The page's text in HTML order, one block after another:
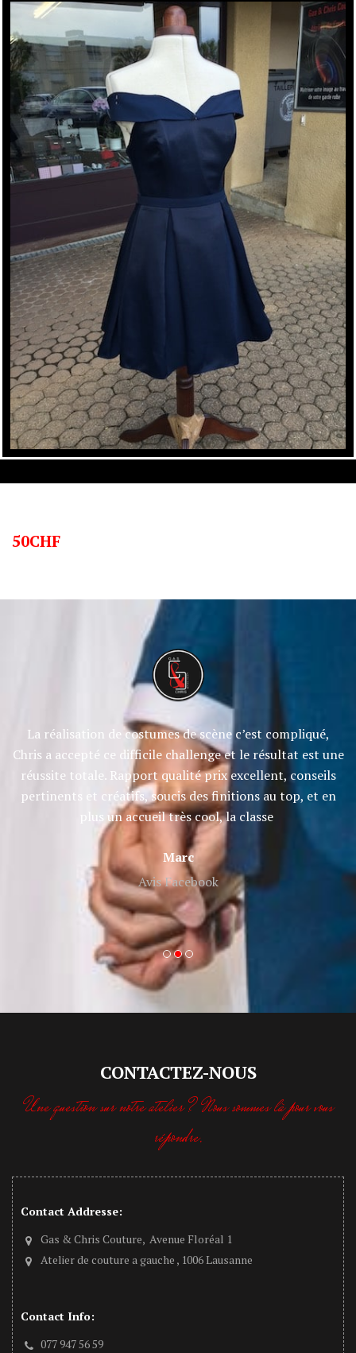
50CHF
La réalisation de costumes de scène c’est compliqué,
Chris a accepté ce difficile challenge et le résultat est une
réussite totale. Rapport qualité prix excellent, conseils
pertinents et créatifs, soucis des finitions au top, et en
plus un accueil très cool, la classe
Marc
Avis Facebook
CONTACTEZ-NOUS
Une question sur notre atelier ? Nous sommes là pour vous
répondre.
Contact Addresse:
Gas & Chris Couture, Avenue Floréal 1
Atelier de couture a gauche , 1006 Lausanne
Contact Info:
077 947 56 59